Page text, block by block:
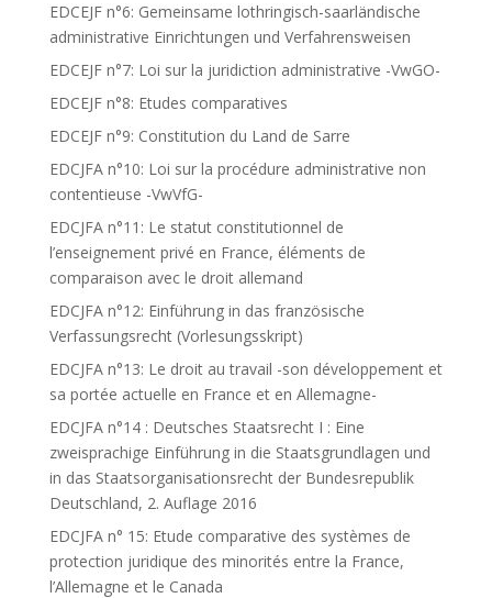
EDCEJF n°6: Gemeinsame lothringisch-saarländische
administrative Einrichtungen und Verfahrensweisen
EDCEJF n°7: Loi sur la juridiction administrative -VwGO-
EDCEJF n°8: Etudes comparatives
EDCEJF n°9: Constitution du Land de Sarre
EDCJFA n°10: Loi sur la procédure administrative non
contentieuse -VwVfG-
EDCJFA n°11: Le statut constitutionnel de
l’enseignement privé en France, éléments de
comparaison avec le droit allemand
EDCJFA n°12: Einführung in das französische
Verfassungsrecht (Vorlesungsskript)
EDCJFA n°13: Le droit au travail -son développement et
sa portée actuelle en France et en Allemagne-
EDCJFA n°14 : Deutsches Staatsrecht I : Eine
zweisprachige Einführung in die Staatsgrundlagen und
in das Staatsorganisationsrecht der Bundesrepublik
Deutschland, 2. Auflage 2016
EDCJFA n° 15: Etude comparative des systèmes de
protection juridique des minorités entre la France,
l’Allemagne et le Canada